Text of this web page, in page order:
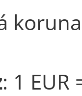
: 1